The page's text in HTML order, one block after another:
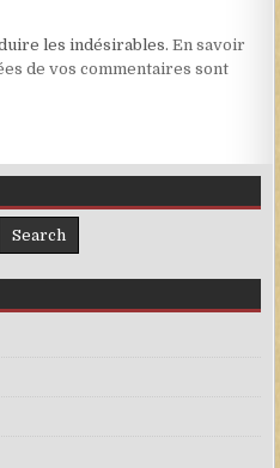
les indésirables.En savoir
de vos commentaires sont